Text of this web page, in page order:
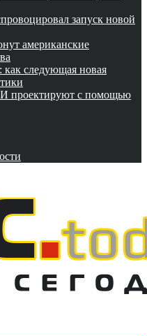
запуск новой
американские
как следующая новая
проектируют с помощью